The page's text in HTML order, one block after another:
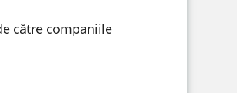
către companiile